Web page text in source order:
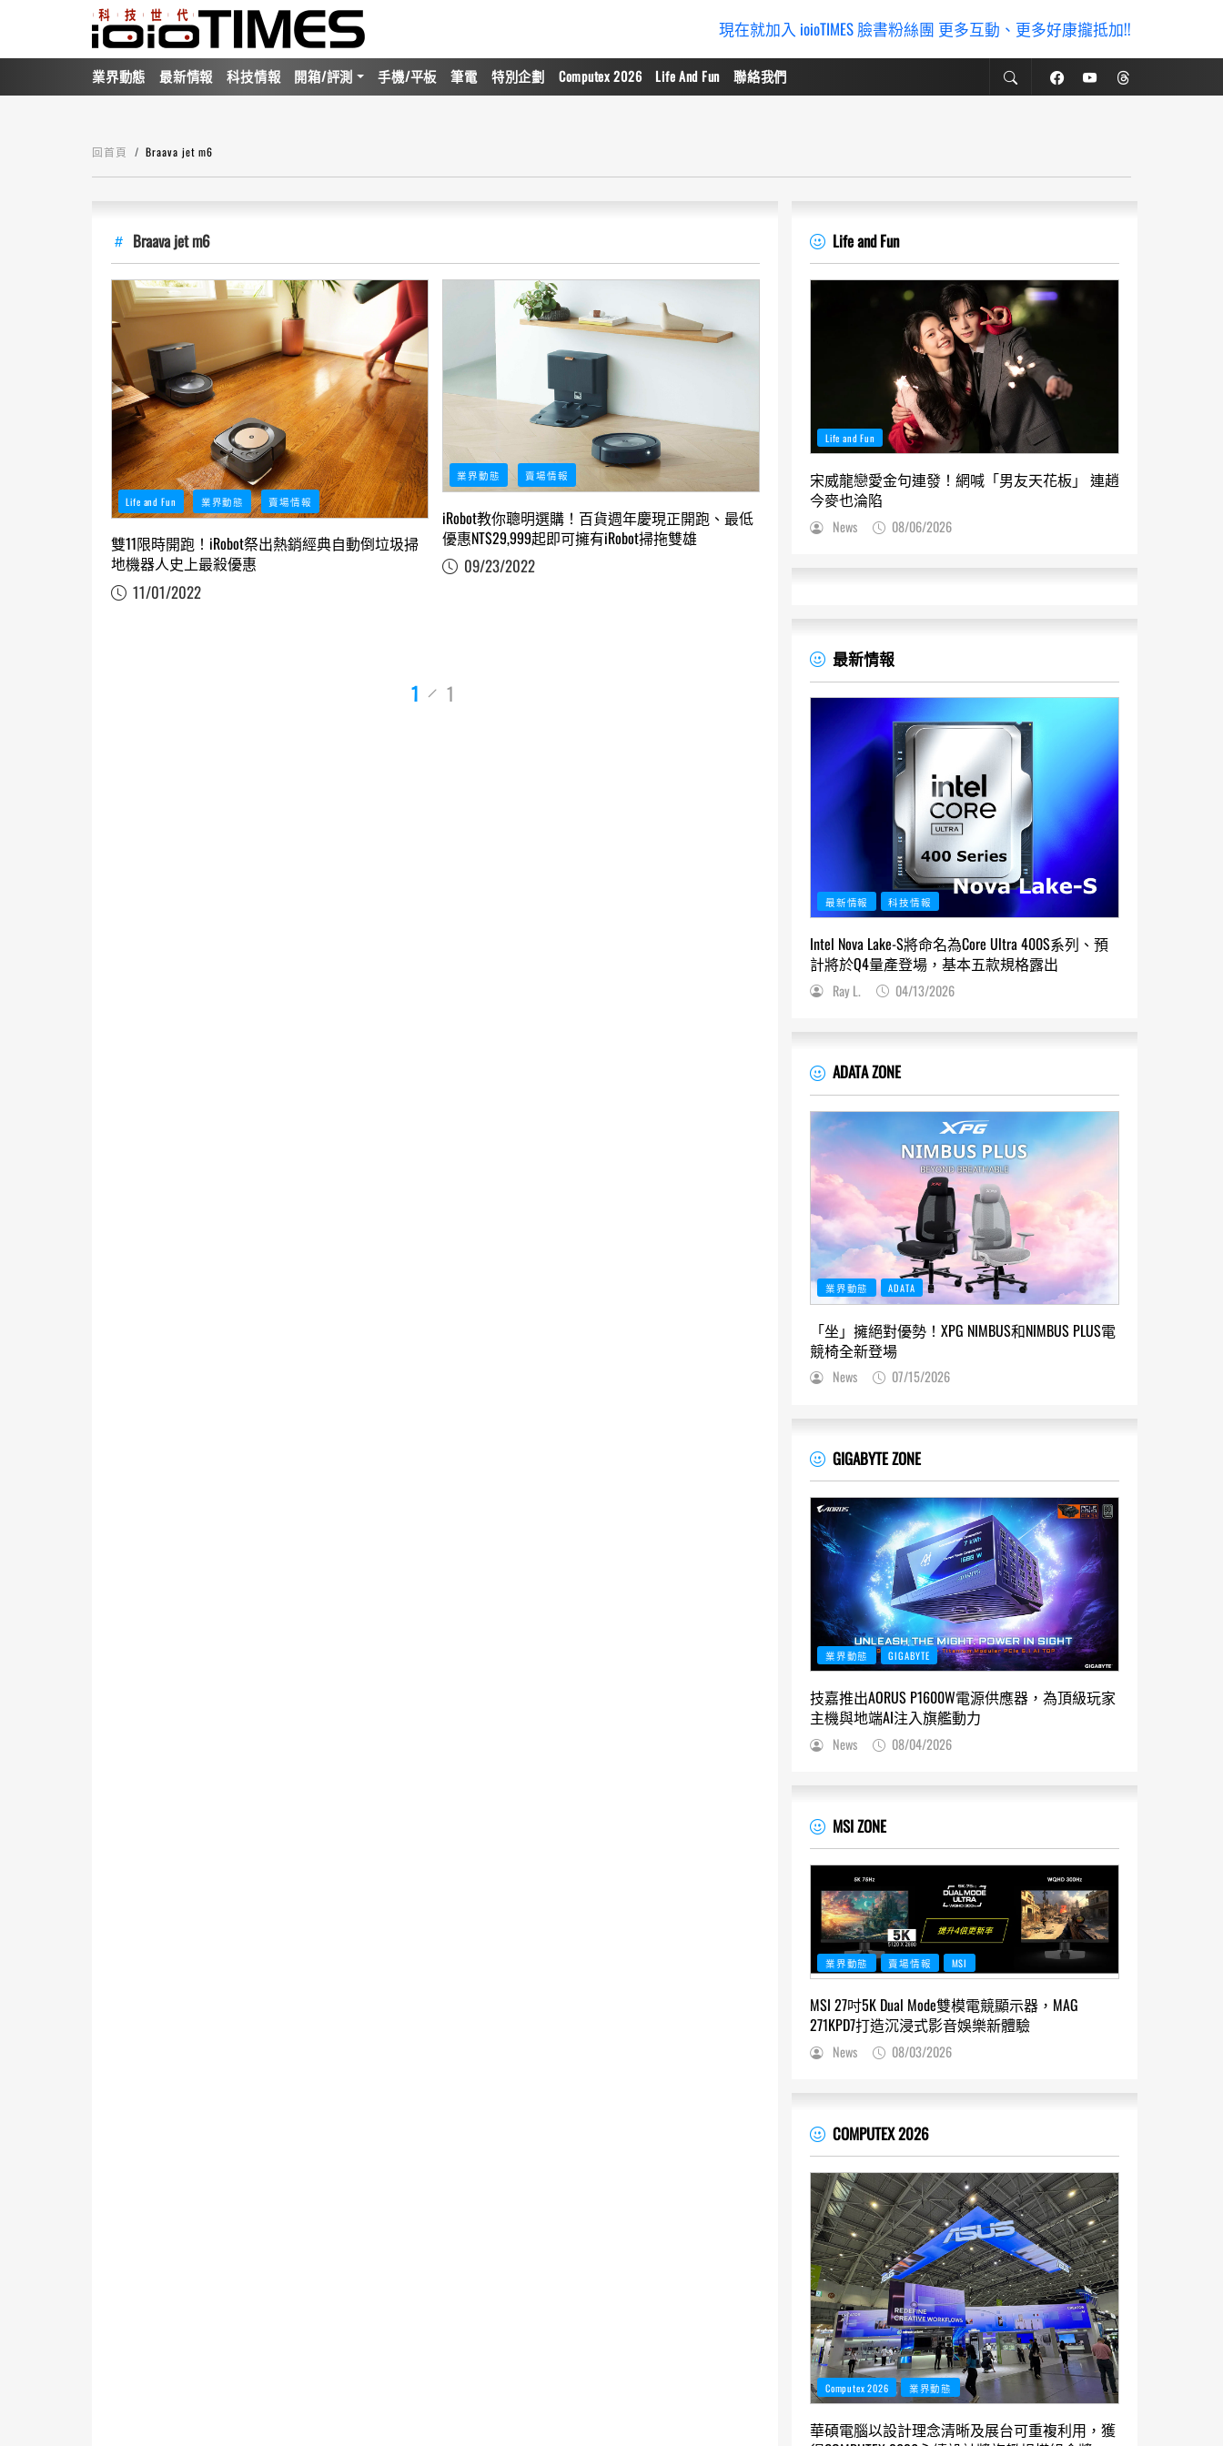
現在就加入 ioioTIMES 臉書粉絲團 更多互動、更多好康攏抵加!!
業界動態 最新情報 科技情報 開箱/評測 手機/平板 筆電 特別企劃 Computex 2026 Life And Fun 聯絡我們
回首頁 Braava jet m6
Braava jet m6
Life and Fun 業界動態 賣場情報
雙11限時開跑！iRobot祭出熱銷經典自動倒垃圾掃
地機器人史上最殺優惠
11/01/2022
業界動態 賣場情報
iRobot教你聰明選購！百貨週年慶現正開跑、最低
優惠NT$29,999起即可擁有iRobot掃拖雙雄
09/23/2022
1 1
Life and Fun
Life and Fun
宋威龍戀愛金句連發！網喊「男友天花板」 連趙
今麥也淪陷
News 08/06/2026
最新情報
最新情報 科技情報
Intel Nova Lake-S將命名為Core Ultra 400S系列、預
計將於Q4量產登場，基本五款規格露出
Ray L. 04/13/2026
ADATA ZONE
業界動態 ADATA
「坐」擁絕對優勢！XPG NIMBUS和NIMBUS PLUS電
競椅全新登場
News 07/15/2026
GIGABYTE ZONE
業界動態 GIGABYTE
技嘉推出AORUS P1600W電源供應器，為頂級玩家
主機與地端AI注入旗艦動力
News 08/04/2026
MSI ZONE
業界動態 賣場情報 MSI
MSI 27吋5K Dual Mode雙模電競顯示器，MAG
271KPD7打造沉浸式影音娛樂新體驗
News 08/03/2026
COMPUTEX 2026
Computex 2026 業界動態
華碩電腦以設計理念清晰及展台可重複利用，獲